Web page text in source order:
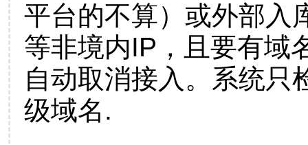
平台的不算）或外部入
等非境内IP，且要有域
自动取消接入。系统只
级域名.